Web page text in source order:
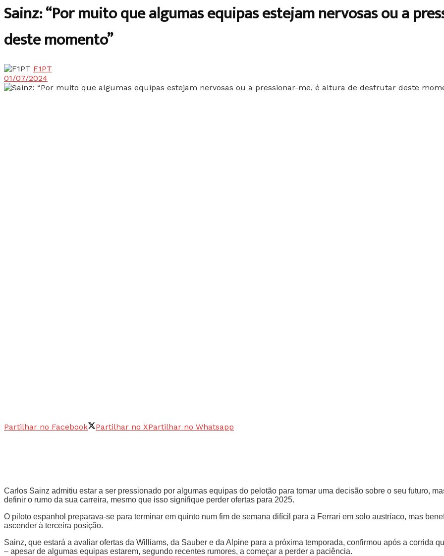
Sainz: “Por muito que algumas equipas estejam nervosas ou a
deste momento”
F1PT
01/07/2024
Partilhar no Facebook Partilhar no XPartilhar no Whatsapp
Carlos Sainz admitiu estar a ser pressionado por algumas equipas do pelotão para tomar uma decisão sobre o seu futuro,
definir o rumo da sua carreira, mesmo que isso signifique perder ofertas para 2025.
O piloto espanhol preparava-se para terminar em quinto num fim de semana difícil para a Ferrari em solo austríaco, mas
ascender à terceira posição.
Sainz, que estará a avaliar ofertas da Williams, da Sauber e da Alpine para a próxima temporada, confirmou após a corrida
– apesar de algumas equipas estarem, segundo recentes rumores, a começar a perder a paciência.